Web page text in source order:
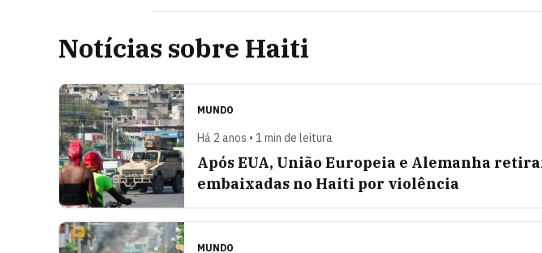
Notícias sobre Haiti
MUNDO
Há 2 anos • 1 min de leitura
Após EUA, União Europeia e Alemanha
embaixadas no Haiti por violência
MUNDO